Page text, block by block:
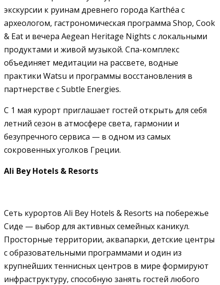
экскурсии к руинам древнего города Karthéa с
археологом, гастрономическая программа Shop, Cook
& Eat и вечера Aegean Heritage Nights с локальными
продуктами и живой музыкой. Спа-комплекс
объединяет медитации на рассвете, водные
практики Watsu и программы восстановления в
партнерстве с Subtle Energies.
С 1 мая курорт приглашает гостей открыть для себя
летний сезон в атмосфере света, гармонии и
безупречного сервиса — в одном из самых
сокровенных уголков Греции.
Ali BeyHotels & Resorts
Сеть курортов Ali Bey Hotels & Resorts на побережье
Сиде — выбор для активных семейных каникул.
Просторные территории, аквапарки, детские центры
с образовательными программами и один из
крупнейших теннисных центров в мире формируют
инфраструктуру, способную занять гостей любого